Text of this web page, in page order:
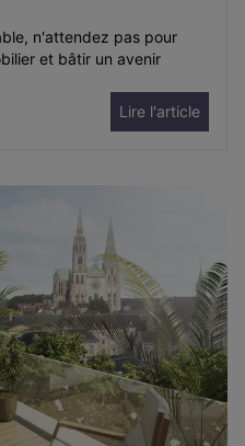
n'attendez pas pour
et bâtir un avenir
Lire l'article